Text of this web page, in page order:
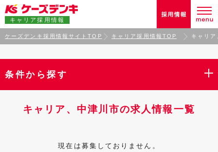
キャリア採用情報
ケーズデンキ採用情報サイトTOP キャリア採用情報TOP キャリ
条件から探す
キャリア、中津川市の求人情報一覧
現在は募集しておりません。